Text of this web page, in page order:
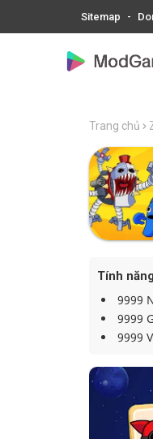
Sitemap
Trang chủ
Tính
9999
9999
9999